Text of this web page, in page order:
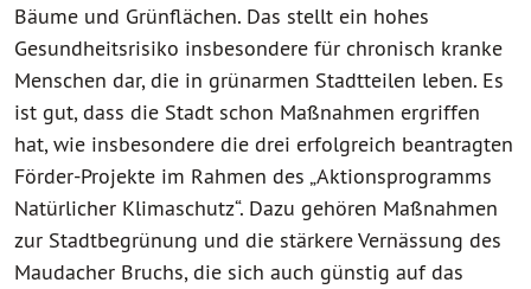
Bäume und Grünflächen. Das stellt ein hohes
Gesundheitsrisiko insbesondere für chronisch kranke
Menschen dar, die in grünarmen Stadtteilen leben. Es
ist gut, dass die Stadt schon Maßnahmen ergriffen
hat, wie insbesondere die drei erfolgreich beantragten
Förder-Projekte im Rahmen des „Aktionsprogramms
Natürlicher Klimaschutz“. Dazu gehören Maßnahmen
zur Stadtbegrünung und die stärkere Vernässung des
Maudacher Bruchs, die sich auch günstig auf das